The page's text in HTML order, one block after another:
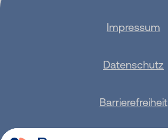
Impressum
Datenschutz
Barrierefreiheit